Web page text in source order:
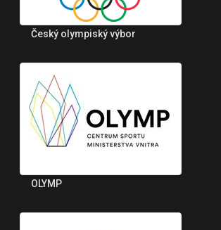
Český olympiský výbor
OLYMP